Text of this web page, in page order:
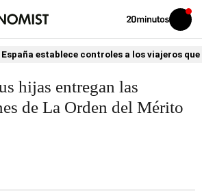
Volver
Iniciar
sesión
España establece controles a los viajeros
hijas entregan las
de La Orden del Mérito